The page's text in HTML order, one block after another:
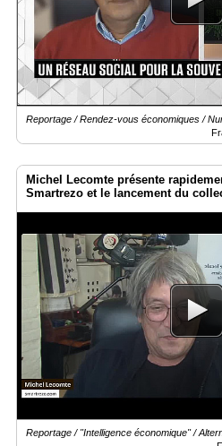
Reportage / Rendez-vous économiques /
Michel Lecomte présente
Smartrezo et le lancement du
Reportage / "Intelligence économique" /